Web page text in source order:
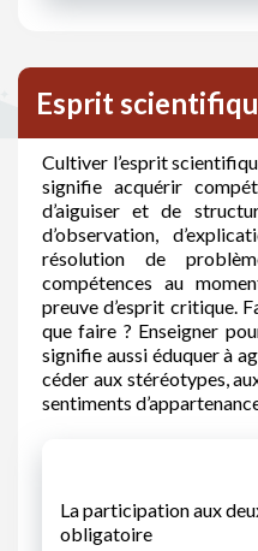
Esprit
Cultiver l’esprit
signifie acquérir
d’aiguiser et de
d’observation,
résolution de
compétences au
preuve d’esprit critique.
que faire ? Enseigner
signifie aussi éduquer à
céder aux stéréotypes,
sentiments
La participation aux
obligatoire